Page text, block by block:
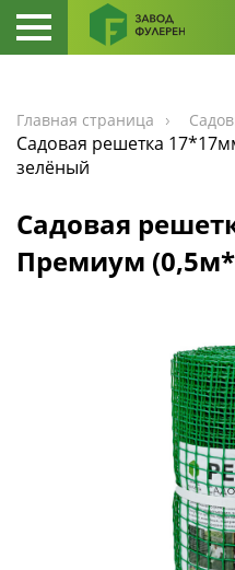
Главная страница
Садовая решетка
зелёный
Садовая
Премиум